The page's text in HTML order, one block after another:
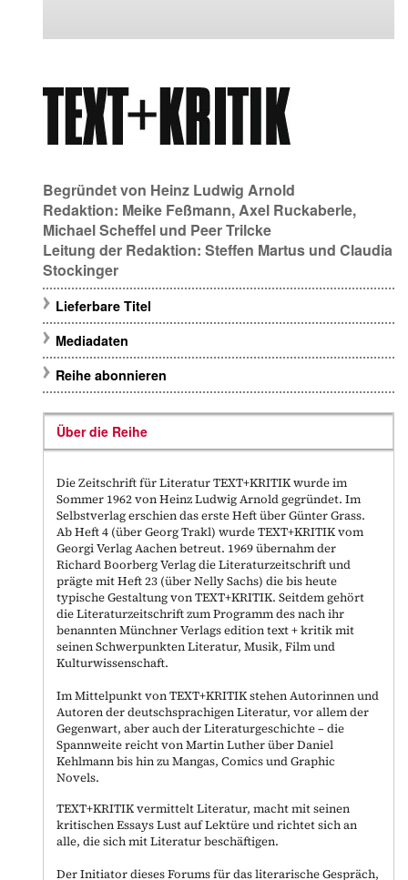
Begründet von Heinz Ludwig Arnold
Redaktion: Meike Feßmann,Axel Ruckaberle,
Michael Scheffel und Peer Trilcke
Leitung der Redaktion: Steffen Martus und Claudia
Stockinger
Lieferbare Titel
Mediadaten
Reihe abonnieren
Über die Reihe
Die Zeitschrift für Literatur TEXT+KRITIK wurde im
Sommer 1962 von Heinz Ludwig Arnold gegründet. Im
Selbstverlag erschien das erste Heft über Günter Grass.
Ab Heft 4 (über Georg Trakl) wurde TEXT+KRITIK vom
Georgi Verlag Aachen betreut. 1969 übernahm der
Richard Boorberg Verlag die Literaturzeitschrift und
prägte mit Heft 23 (über Nelly Sachs) die bis heute
typische Gestaltung von TEXT+KRITIK. Seitdem gehört
die Literaturzeitschrift zum Programm des nach ihr
benannten Münchner Verlags edition text + kritik mit
seinen Schwerpunkten Literatur, Musik, Film und
Kulturwissenschaft.
Im Mittelpunkt von TEXT+KRITIK stehen Autorinnen und
Autoren der deutschsprachigen Literatur, vor allem der
Gegenwart, aber auch der Literaturgeschichte – die
Spannweite reicht von Martin Luther über Daniel
Kehlmann bis hin zu Mangas, Comics und Graphic
Novels.
TEXT+KRITIK vermittelt Literatur, macht mit seinen
kritischen Essays Lust auf Lektüre und richtet sich an
alle, die sich mit Literatur beschäftigen.
Der Initiator dieses Forums für das literarische Gespräch,